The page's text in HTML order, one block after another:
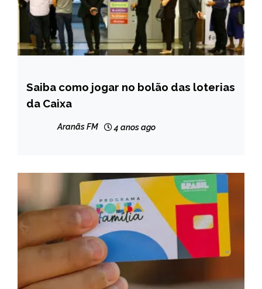
BRASIL
NOTÍCIAS
Saiba como jogar no bolão das loterias
da Caixa
Aranãs FM 4 anos ago